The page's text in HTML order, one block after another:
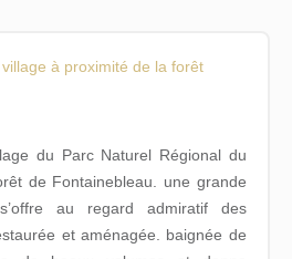
à proximité de la forêt
du Parc Naturel Régional du
de Fontainebleau. une grande
au regard admiratif des
et aménagée. baignée de